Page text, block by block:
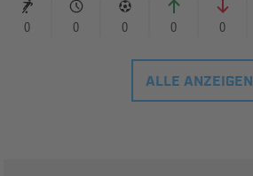
0 0 0 0 0
ALLE ANZEIGEN